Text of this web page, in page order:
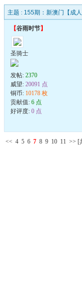
主题 : 155期：新澳门【成
【谷雨时节】
圣骑士
发帖: 2370
威望: 20091 点
铜币: 10178 枚
贡献值: 6 点
好评度: 0 点
<< 4 5 6 7 8 9 10 11 >> [